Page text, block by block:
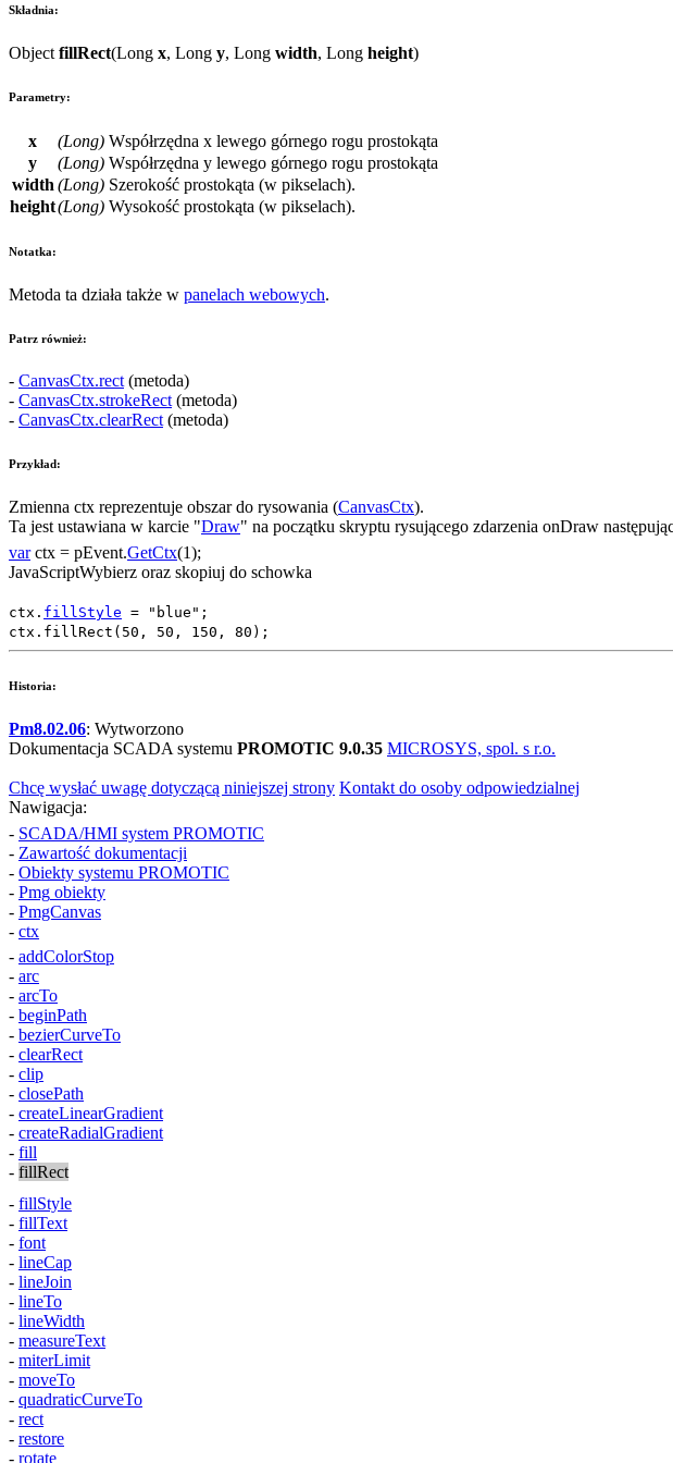
Składnia:
Object fillRect(Long x, Long y, Long width, Long height)
Parametry:
x (Long) Współrzędna x lewego górnego rogu prostokąta
y
(Long) Współrzędna y lewego górnego rogu prostokąta
width (Long) Szerokość prostokąta (w pikselach).
height(Long) Wysokość prostokąta (w pikselach).
Notatka:
Metoda ta działa także w panelach webowych.
Patrz również:
- CanvasCtx.rect(metoda)
- CanvasCtx.strokeRect(metoda)
- CanvasCtx.clearRect(metoda)
Przykład:
Zmienna ctx reprezentuje obszar do rysowania (CanvasCtx).
Ta jest ustawiana w karcie "Draw" na początku skryptu rysującego zdarzenia onDraw
var ctx = pEvent.GetCtx(1);
JavaScriptWybierz oraz skopiuj do schowka
ctx . fillStyle = "blue" ;
ctx . fillRect ( 50 , 50 , 150 , 80 );
Historia:
Pm8.02.06: Wytworzono
Dokumentacja SCADA systemu PROMOTIC 9.0.35 MICROSYS, spol. s r.o.
Chcę wysłać uwagę dotyczącą niniejszej strony Kontakt do osoby odpowiedzialnej
Nawigacja:
- SCADA/HMI system PROMOTIC
- Zawartość dokumentacji
- Obiekty systemu PROMOTIC
- Pmg obiekty
- PmgCanvas
- ctx
- addColorStop
- arc
- arcTo
- beginPath
- bezierCurveTo
- clearRect
- clip
- closePath
- createLinearGradient
- createRadialGradient
- fill
- fillRect
- fillStyle
- fillText
- font
- lineCap
- lineJoin
- lineTo
- lineWidth
- measureText
- miterLimit
- moveTo
- quadraticCurveTo
- rect
- restore
- rotate